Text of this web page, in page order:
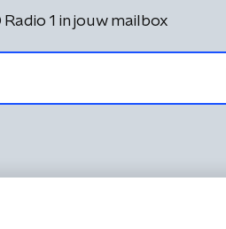
1 in jouw mailbox